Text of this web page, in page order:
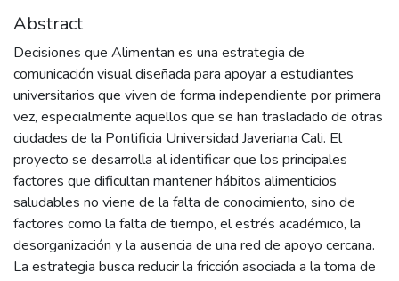
Abstract
Decisiones que Alimentan es una estrategia de
comunicación visual diseñada para apoyar a estudiantes
universitarios que viven de forma independiente por primera
vez, especialmente aquellos que se han trasladado de otras
ciudades de la Pontificia Universidad Javeriana Cali. El
proyecto se desarrolla al identificar que los principales
factores que dificultan mantener hábitos alimenticios
saludables no viene de la falta de conocimiento, sino de
factores como la falta de tiempo, el estrés académico, la
desorganización y la ausencia de una red de apoyo cercana.
La estrategia busca reducir la fricción asociada a la toma de